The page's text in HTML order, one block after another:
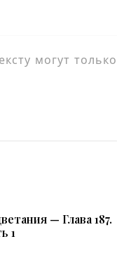
могут только
— Глава 187.
1